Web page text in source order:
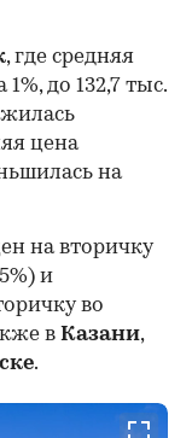
, где средняя
до 132,7 тыс.
цена
на
на вторичку
и
во
в Казани,
.